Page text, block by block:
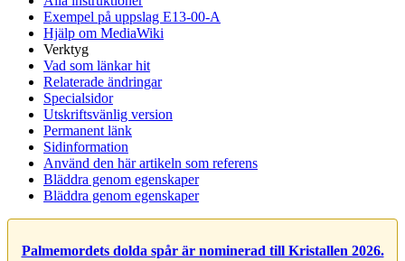
Exempel på uppslag E13-00-A
Hjälp om MediaWiki
Verktyg
Vad som länkar hit
Relaterade ändringar
Specialsidor
Utskriftsvänlig version
Permanent länk
Sidinformation
Använd den här artikeln som referens
Bläddra genom egenskaper
Bläddra genom egenskaper
Palmemordets dolda spår är nominerad till Kristallen 2026.